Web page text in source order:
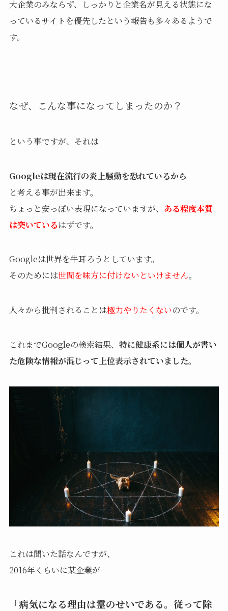
大企業のみならず、しっかりと企業名が見える状態にな
っているサイトを優先したという報告も多々あるようで
す。
なぜ、こんな事になってしまったのか？
という事ですが、それは
Googleは現在流行の炎上騒動を恐れているから
と考える事が出来ます。
ちょっと安っぽい表現になっていますが、 ある程度本質
は突いているはずです。
Googleは世界を牛耳ろうとしています。
そのためには世間を味方に付けないといけません。
人々から批判されることは極力やりたくないのです。
これまでGoogleの検索結果、 特に健康系には個人が書い
た危険な情報が混じって上位表示されていました。
これは聞いた話なんですが、
2016年くらいに某企業が
「病気になる理由は霊のせいである。従って除